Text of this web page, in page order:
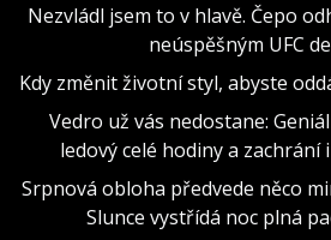
Nezvládl jsem to v hlavě. Čepo
neúspěšným UFC
Kdy změnit životní styl, abyste
Vedro už vás nedostane:
ledový celé hodiny a zachrání
Srpnová obloha předvede něco
Slunce vystřídá noc plná